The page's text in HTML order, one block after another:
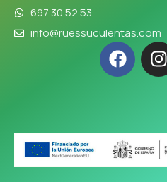
697 30 52 53
info@ruessuculentas.com